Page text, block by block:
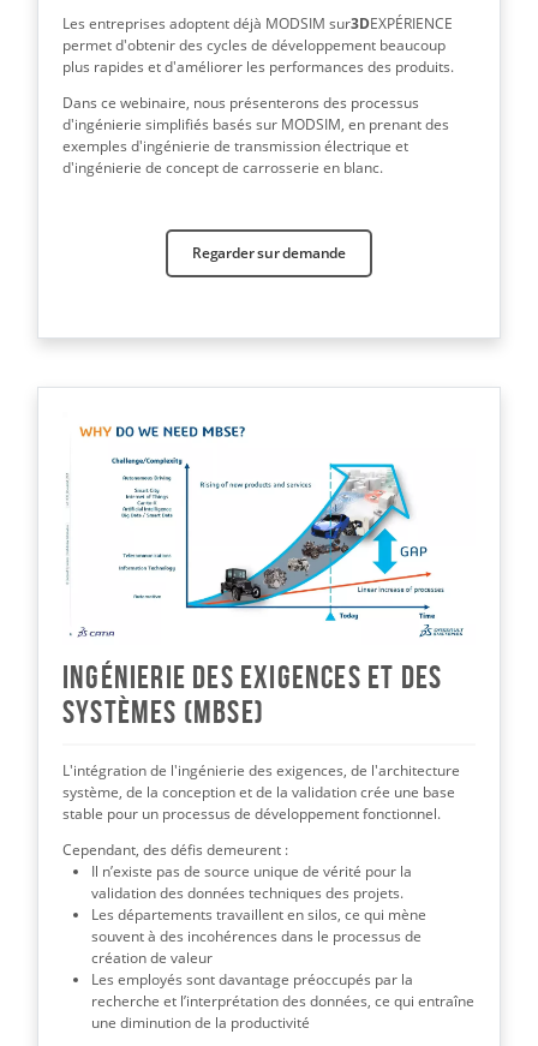
Les entreprises adoptent déjà MODSIM sur3DEXPÉRIENCE
permet d'obtenir des cycles de développement beaucoup
plus rapides et d'améliorer les performances des produits.
Dans ce webinaire, nous présenterons des processus
d'ingénierie simplifiés basés sur MODSIM, en prenant des
exemples d'ingénierie de transmission électrique et
d'ingénierie de concept de carrosserie en blanc.
Regarder sur demande
Ingénierie des exigences et des
systèmes (MBSE)
L'intégration de l'ingénierie des exigences, de l'architecture
système, de la conception et de la validation crée une base
stable pour un processus de développement fonctionnel.
Cependant, des défis demeurent :
Il n’existe pas de source unique de vérité pour la
validation des données techniques des projets.
Les départements travaillent en silos, ce qui mène
souvent à des incohérences dans le processus de
création de valeur
Les employés sont davantage préoccupés par la
recherche et l’interprétation des données, ce qui entraîne
une diminution de la productivité